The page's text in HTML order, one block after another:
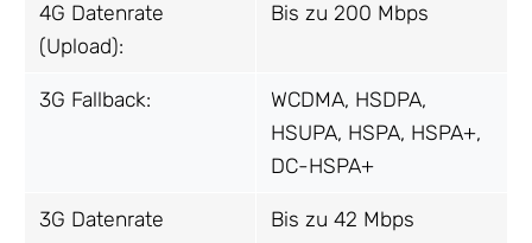
4G Datenrate
(Upload):
Bis zu 200 Mbps
3G Fallback:
WCDMA, HSDPA,
HSUPA, HSPA, HSPA+,
DC-HSPA+
3G Datenrate
Bis zu 42 Mbps